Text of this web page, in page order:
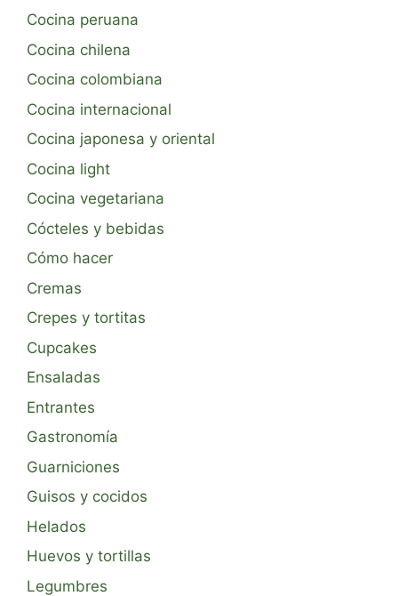
Cocina peruana
Cocina chilena
Cocina colombiana
Cocina internacional
Cocina japonesa y oriental
Cocina light
Cocina vegetariana
Cócteles y bebidas
Cómo hacer
Cremas
Crepes y tortitas
Cupcakes
Ensaladas
Entrantes
Gastronomía
Guarniciones
Guisos y cocidos
Helados
Huevos y tortillas
Legumbres